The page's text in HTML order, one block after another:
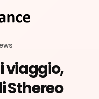
viaggio,
Sthereo